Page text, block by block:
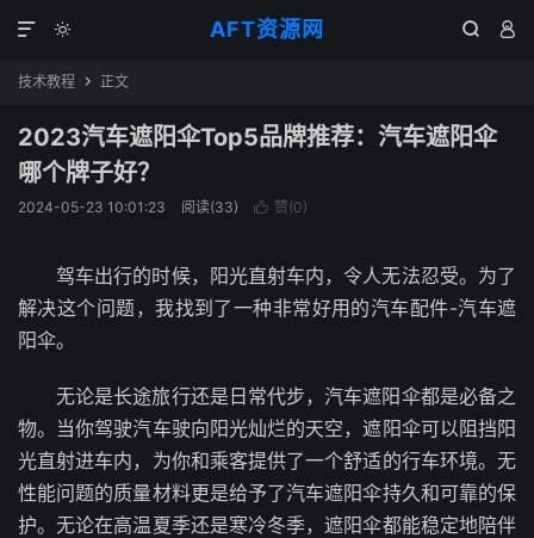
AFT资源网
  

技术教程  正文
2023汽车遮阳伞Top5品牌推荐：汽车遮阳伞
哪个牌子好？
2024-05-23 10:01:23 阅读(33)  赞(0)
驾车出行的时候，阳光直射车内，令人无法忍受。为了
解决这个问题，我找到了一种非常好用的汽车配件-汽车遮
阳伞。
无论是长途旅行还是日常代步，汽车遮阳伞都是必备之
物。当你驾驶汽车驶向阳光灿烂的天空，遮阳伞可以阻挡阳
光直射进车内，为你和乘客提供了一个舒适的行车环境。无
性能问题的质量材料更是给予了汽车遮阳伞持久和可靠的保
护。无论在高温夏季还是寒冷冬季，遮阳伞都能稳定地陪伴